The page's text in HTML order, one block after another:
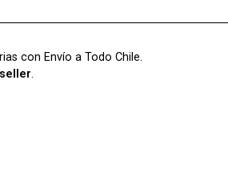
con Envío a Todo Chile.
.